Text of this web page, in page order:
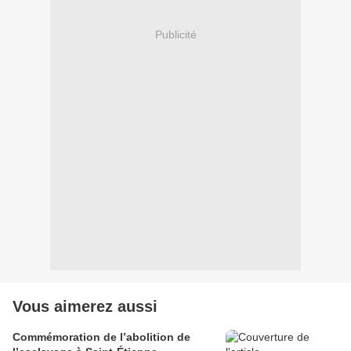
Publicité
Vous aimerez aussi
Commémoration de l’abolition de